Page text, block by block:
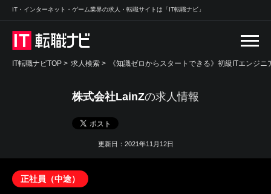
IT・インターネット・ゲーム業界の求人・転職サイトは「IT転職ナビ」
IT転職ナビTOP > 求人検索 > 《知識ゼロからスタートできる》初級ITエン
株式会社LainZの求人情報
更新日：2021年11月12日
正社員（中途）